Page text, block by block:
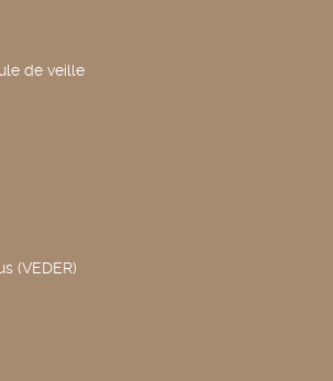
de veille
(VEDER)